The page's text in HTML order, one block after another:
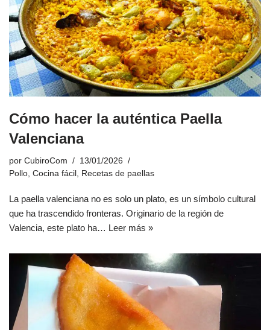
Cómo hacer la auténtica Paella
Valenciana
por CubiroCom
13/01/2026
Pollo, Cocina fácil , Recetas de paellas
La paella valenciana no es solo un plato, es un símbolo cultural
que ha trascendido fronteras. Originario de la región de
Valencia, este plato ha… Leer más »